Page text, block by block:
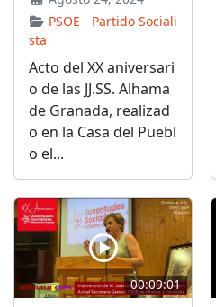
PSOE - Partido Sociali
sta
Acto del XX aniversari
o de las JJ.SS. Alhama
de Granada, realizad
o en la Casa del Puebl
o el...
00:09:01